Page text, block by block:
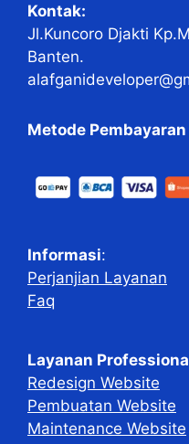
Kontak:
Jl.Kuncoro Djakti
Banten.
Metode Pembayaran
Informasi:
Perjanjian Layanan
Faq
Layanan
Redesign Website
Pembuatan Website
Maintenance Website